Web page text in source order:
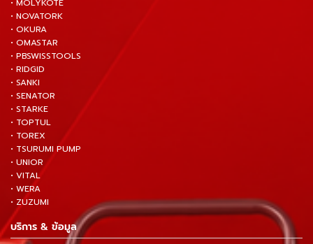
• MOLYKOTE
• NOVATORK
• OKURA
• OMASTAR
• PBSWISSTOOLS
• RIDGID
• SANKI
• SENATOR
• STARKE
• TOPTUL
• TOREX
• TSURUMI PUMP
• UNIOR
• VITAL
• WERA
• ZUZUMI
บริการ & ข้อมูล